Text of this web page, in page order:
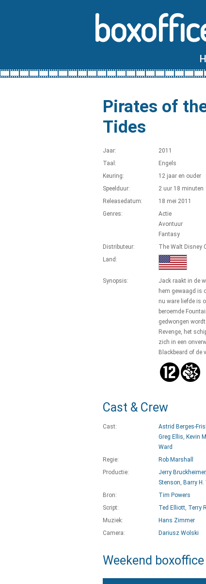
Pirates of
Tides
Jaar:
2011
Taal:
Engels
Keuring:
12 jaar en ouder
Speelduur:
2 uur 18 minuten
Releasedatum:
18 mei 2011
Genres:
Actie
Avontuur
Fantasy
Distributeur:
The Walt Disney
Land:
Synopsis:
Jack raakt in de
hem gewaagd is
nu ware liefde is
beroemde
gedwongen
Revenge, het
zich in een
Blackbeard of de
Cast & Crew
Cast: Astrid Berges-
Greg Ellis, Kevin
Ward
Regie:
Rob Marshall
Productie:
Jerry Bruckheimer,
Stenson, Barry
Bron:
Tim Powers
Script:
Ted Elliott, Terry
Muziek:
Hans Zimmer
Camera:
Dariusz Wolski
Weekend boxoffice